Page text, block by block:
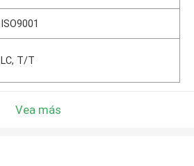
ISO9001
LC, T/T
Vea más